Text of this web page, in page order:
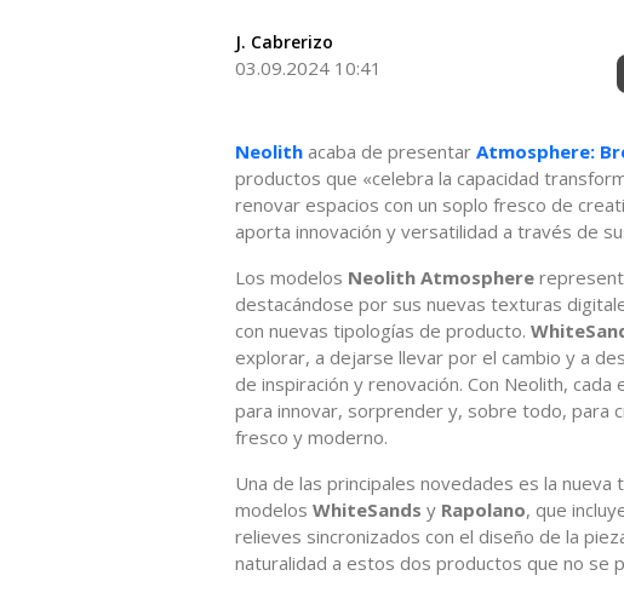
J. Cabrerizo
03.09.2024 10:41
Neolith acaba de presentar Atmosphere:
productos que «celebra la capacidad
renovar espacios con un soplo fresco de
aporta innovación y versatilidad a través de
Los modelos Neolith Atmosphere
destacándose por sus nuevas texturas
con nuevas tipologías de producto.
explorar, a dejarse llevar por el cambio y a
de inspiración y renovación. Con Neolith,
para innovar, sorprender y, sobre todo, para
fresco y moderno.
Una de las principales novedades es la
modelos WhiteSands y Rapolano, que
relieves sincronizados con el diseño de la
naturalidad a estos dos productos que no se